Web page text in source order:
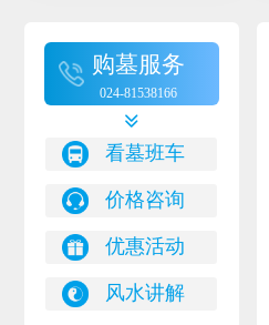
购墓服务
024-81538166

看墓班车
价格咨询
优惠活动
风水讲解